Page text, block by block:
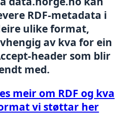
RDF-metadata i
ulike format,
av kva for ein
header som blir
med.
meir om RDF og kva
vi støttar her